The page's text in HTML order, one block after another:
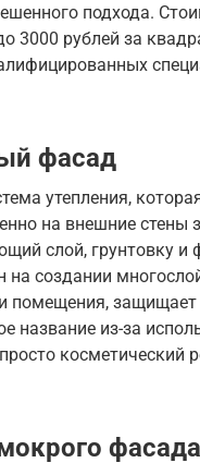
подхода.
3000 рублей за
фасад
утепления,
на внешние стены
слой, грунтовку
на создании
помещения,
название из-за
косметический
фасада